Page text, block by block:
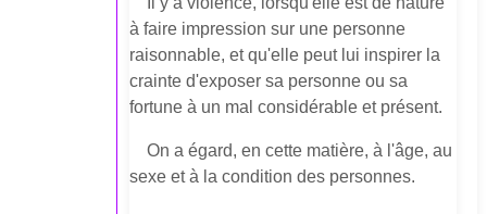
à faire impression sur une personne
raisonnable, et qu'elle peut lui inspirer la
crainte d'exposer sa personne ou sa
fortune à un mal considérable et présent.
On a égard, en cette matière, à l'âge, au
sexe et à la condition des personnes.